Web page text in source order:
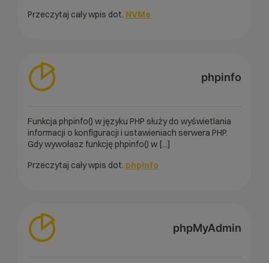
Przeczytaj cały wpis dot. NVMe
phpinfo
Funkcja phpinfo() w języku PHP służy do wyświetlania
informacji o konfiguracji i ustawieniach serwera PHP.
Gdy wywołasz funkcję phpinfo() w [...]
Przeczytaj cały wpis dot. phpinfo
phpMyAdmin